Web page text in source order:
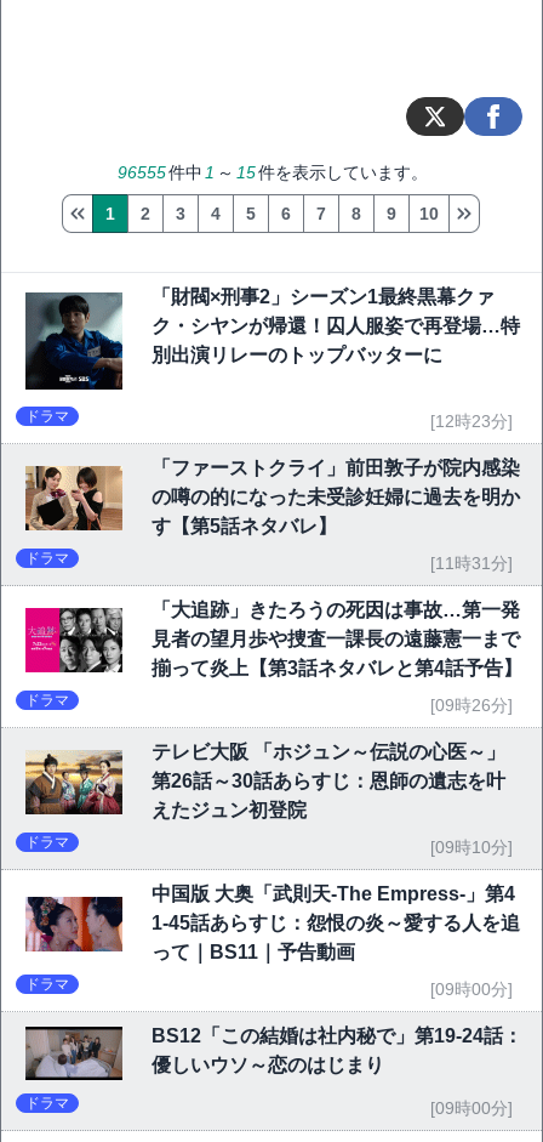
96555件中 1 ～ 15件を表示しています。
1 2 3 4 5 6 7 8 9 10
「財閥×刑事2」シーズン1最終黒幕クァ
ク・シヤンが帰還！囚人服姿で再登場…特
別出演リレーのトップバッターに
ドラマ [12時23分]
「ファーストクライ」前田敦子が院内感染
の噂の的になった未受診妊婦に過去を明か
す【第5話ネタバレ】
ドラマ [11時31分]
「大追跡」きたろうの死因は事故…第一発
見者の望月歩や捜査一課長の遠藤憲一まで
揃って炎上【第3話ネタバレと第4話予告】
ドラマ [09時26分]
テレビ大阪 「ホジュン～伝説の心医～」
第26話～30話あらすじ：恩師の遺志を叶
えたジュン初登院
ドラマ [09時10分]
中国版 大奥「武則天-The Empress-」第4
1-45話あらすじ：怨恨の炎～愛する人を追
って｜BS11｜予告動画
ドラマ [09時00分]
BS12「この結婚は社内秘で」第19-24話：
優しいウソ～恋のはじまり
ドラマ [09時00分]